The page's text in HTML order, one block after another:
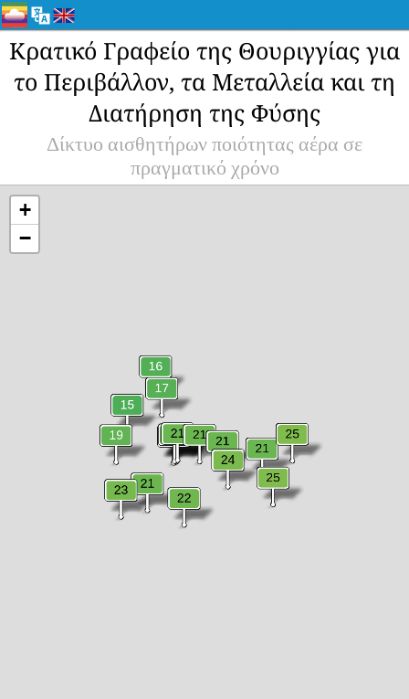
Κρατικό Γραφείο της Θουριγγίας για
το Περιβάλλον, τα Μεταλλεία και τη
Διατήρηση της Φύσης
Δίκτυο αισθητήρων ποιότητας αέρα σε
πραγματικό χρόνο
+
−